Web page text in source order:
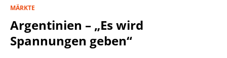
MÄRKTE
Argentinien – „Es wird
Spannungen geben“